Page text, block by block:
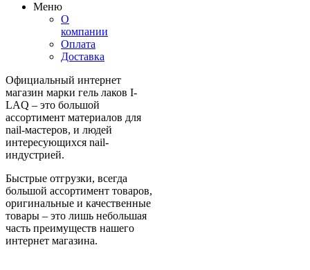
Меню
О
компании
Оплата
Доставка
Официальный интернет
магазин марки гель лаков I-
LAQ – это большой
ассортимент материалов для
nail-мастеров, и людей
интересующихся nail-
индустрией.
Быстрые отгрузки, всегда
большой ассортимент товаров,
оригинальные и качественные
товары – это лишь небольшая
часть преимуществ нашего
интернет магазина.